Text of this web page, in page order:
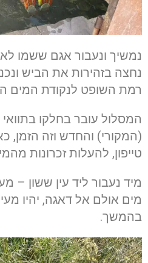
נמשיך ונעבור אגם ששמו
נחצה בזהירות את הביש
רמת השופט לנקודת המים
המסלול עובר בחלקו
(המקורי) והחדש וזה הזמן,
טייפון, להעלות זכרונות
מיד נעבור ליד עין ששון –
מים אולם אל דאגה, יהיו
בהמשך.